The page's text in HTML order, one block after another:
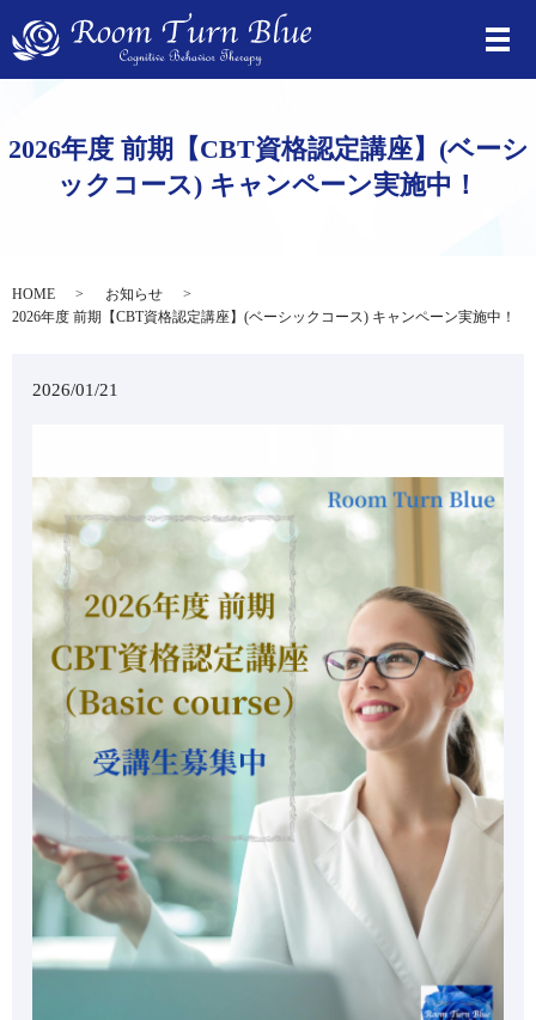
2026年度 前期【CBT資格認定講座】(ベーシ
ックコース) キャンペーン実施中！
HOME
お知らせ
2026年度 前期【CBT資格認定講座】(ベーシックコース) キャンペーン実施中！
2026/01/21